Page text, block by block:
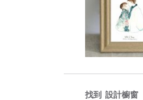
找到 設計櫥窗